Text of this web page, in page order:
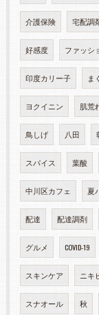
介護保険 宅配調
好感度 ファッシ
印度カリー子 ま
ヨクイニン 肌荒
鳥しげ 八田
スパイス 葉酸
中川区カフェ 夏
配達 配達調剤
グルメ COVID-19
スキンケア ニキ
スナオール 秋